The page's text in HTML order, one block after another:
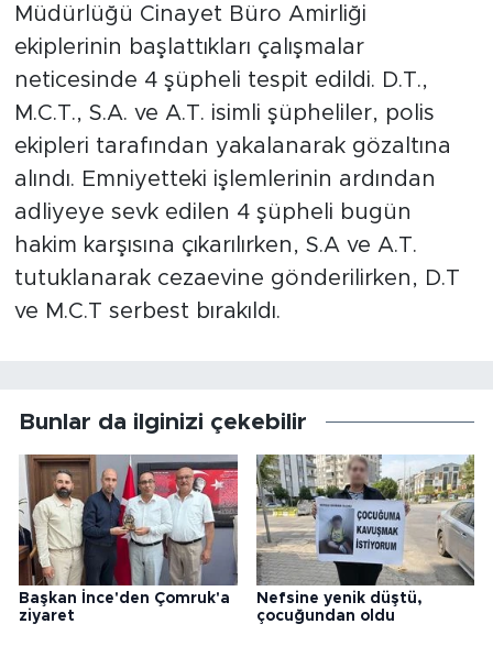
Müdürlüğü Cinayet Büro Amirliği
ekiplerinin başlattıkları çalışmalar
neticesinde 4 şüpheli tespit edildi. D.T.,
M.C.T., S.A. ve A.T. isimli şüpheliler, polis
ekipleri tarafından yakalanarak gözaltına
alındı. Emniyetteki işlemlerinin ardından
adliyeye sevk edilen 4 şüpheli bugün
hakim karşısına çıkarılırken, S.A ve A.T.
tutuklanarak cezaevine gönderilirken, D.T
ve M.C.T serbest bırakıldı.
Bunlar da ilginizi çekebilir
Başkan İnce'den Çomruk'a
ziyaret
Nefsine yenik düştü,
çocuğundan oldu